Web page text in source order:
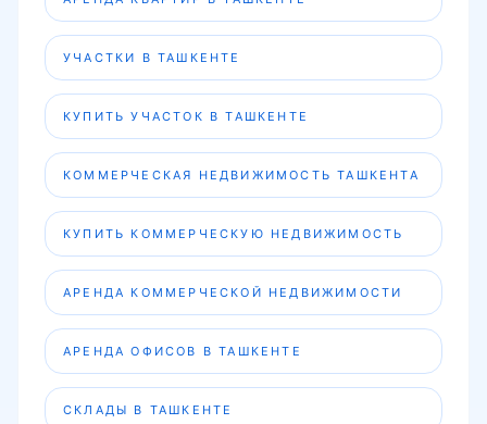
УЧАСТКИ В ТАШКЕНТЕ
КУПИТЬ УЧАСТОК В ТАШКЕНТЕ
КОММЕРЧЕСКАЯ НЕДВИЖИМОСТЬ ТАШКЕНТА
КУПИТЬ КОММЕРЧЕСКУЮ НЕДВИЖИМОСТЬ
АРЕНДА КОММЕРЧЕСКОЙ НЕДВИЖИМОСТИ
АРЕНДА ОФИСОВ В ТАШКЕНТЕ
СКЛАДЫ В ТАШКЕНТЕ